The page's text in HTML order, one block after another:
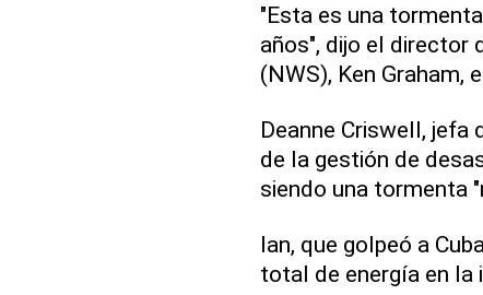
"Esta es una
años", dijo el director
(NWS), Ken Graham,
Deanne Criswell, jefa
de la gestión de
siendo una tormenta
Ian, que golpeó a
total de energía en la